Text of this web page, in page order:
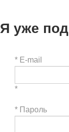
Я уже
* E-mail
*
* Пароль